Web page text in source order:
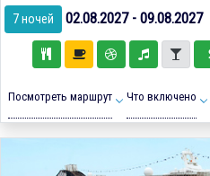
7 ночей 02.08.2027 - 09.08.2027
Посмотреть маршрут Что включено